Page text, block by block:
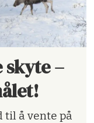
–
til å vente på